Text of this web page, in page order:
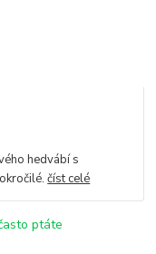
hedvábí s
číst celé